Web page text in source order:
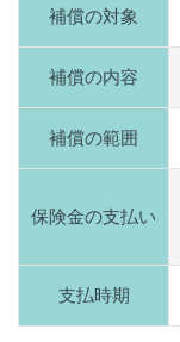
補償の対象
補償の内容
補償の範囲
保険金の支払い
支払時期